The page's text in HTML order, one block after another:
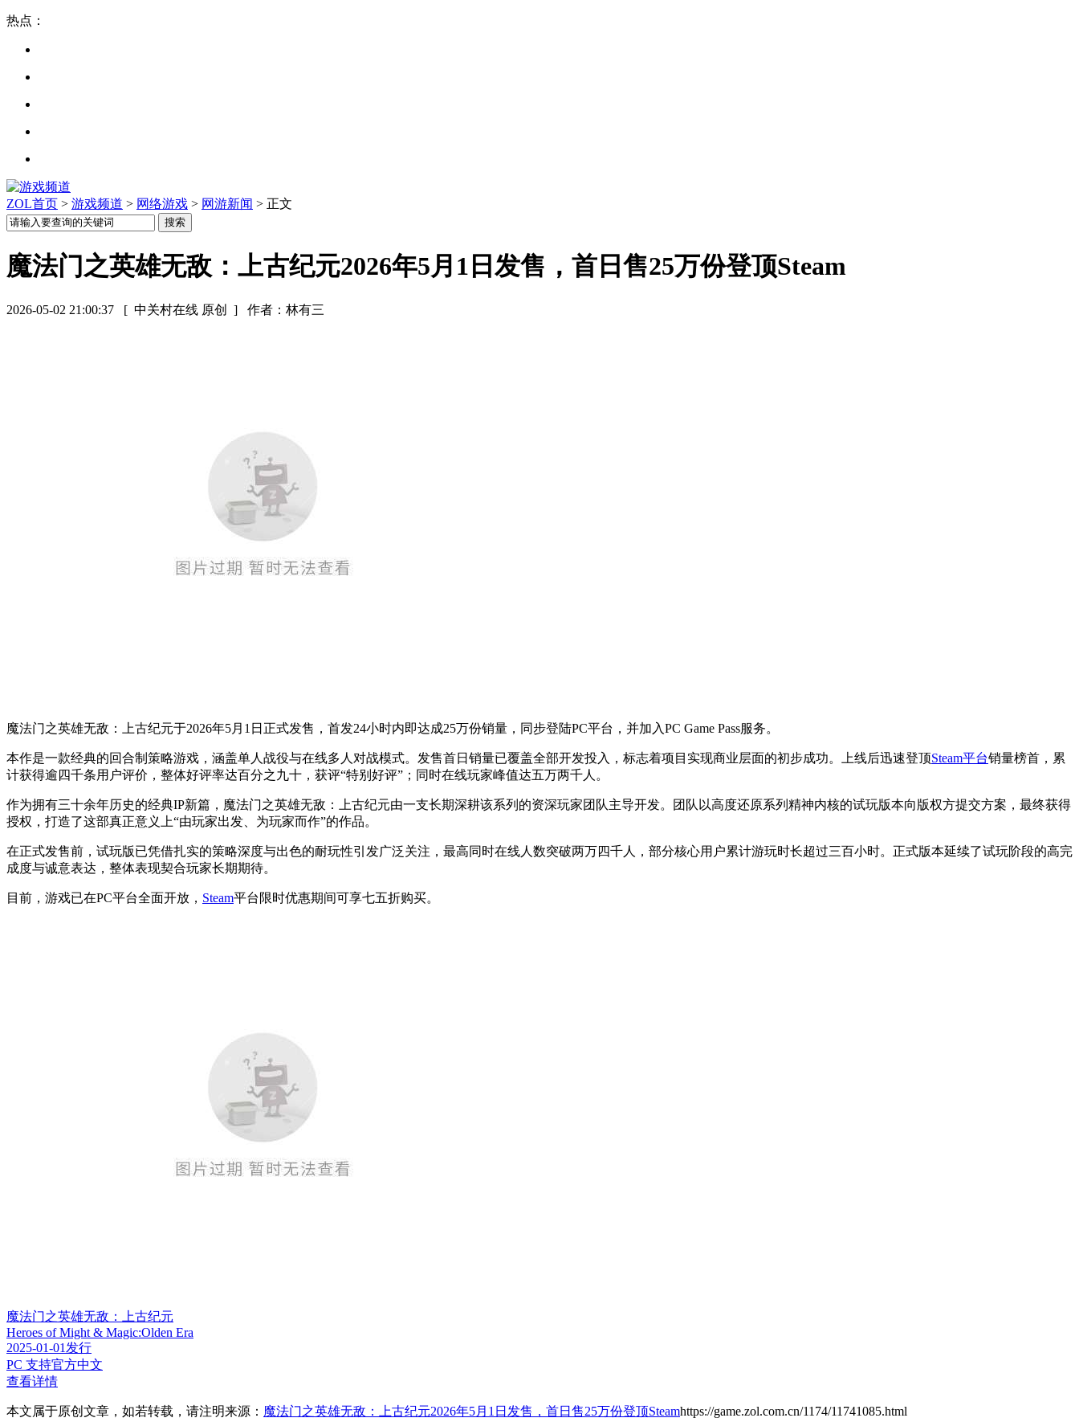
热点：
ZOL首页 > 游戏频道 > 网络游戏 > 网游新闻 > 正文
魔法门之英雄无敌：上古纪元2026年5月1日发售，首日售25万份登顶Steam
2026-05-02 21:00:37 [ 中关村在线 原创 ] 作者：林有三
魔法门之英雄无敌：上古纪元于2026年5月1日正式发售，首发24小时内即达成25万份销量，同步登陆PC平台，并加入PC Game Pass服务。
本作是一款经典的回合制策略游戏，涵盖单人战役与在线多人对战模式。发售首日销量已覆盖全部开发投入，标志着项目实现商业层面的初步成功。上线后迅速登顶Steam平台销量榜首，累
计获得逾四千条用户评价，整体好评率达百分之九十，获评“特别好评”；同时在线玩家峰值达五万两千人。
作为拥有三十余年历史的经典IP新篇，魔法门之英雄无敌：上古纪元由一支长期深耕该系列的资深玩家团队主导开发。团队以高度还原系列精神内核的试玩版本向版权方提交方案，最终获得
授权，打造了这部真正意义上“由玩家出发、为玩家而作”的作品。
在正式发售前，试玩版已凭借扎实的策略深度与出色的耐玩性引发广泛关注，最高同时在线人数突破两万四千人，部分核心用户累计游玩时长超过三百小时。正式版本延续了试玩阶段的高完
成度与诚意表达，整体表现契合玩家长期期待。
目前，游戏已在PC平台全面开放， Steam平台限时优惠期间可享七五折购买。
魔法门之英雄无敌：上古纪元
Heroes of Might & Magic:Olden Era
2025-01-01发行
PC 支持官方中文
查看详情
本文属于原创文章，如若转载，请注明来源： 魔法门之英雄无敌：上古纪元2026年5月1日发售，首日售25万份登顶Steamhttps://game.zol.com.cn/1174/11741085.html